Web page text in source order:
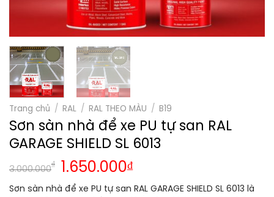
Trang chủ / RAL / RAL THEO MÀU / B19
Sơn sàn nhà để xe PU tự san RAL
GARAGE SHIELD SL 6013
3.000.000
₫ 1.650.000₫
Sơn sàn nhà để xe PU tự san RAL GARAGE SHIELD SL 6013 là